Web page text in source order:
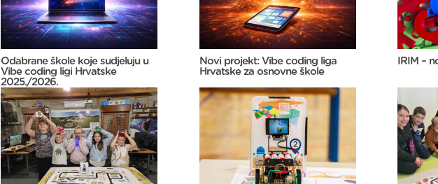
Odabrane škole koje sudjeluju u
Vibe coding ligi Hrvatske
2025./2026.
Novi projekt: Vibe coding liga
Hrvatske za osnovne škole
IRIM –